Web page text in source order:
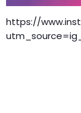
https://